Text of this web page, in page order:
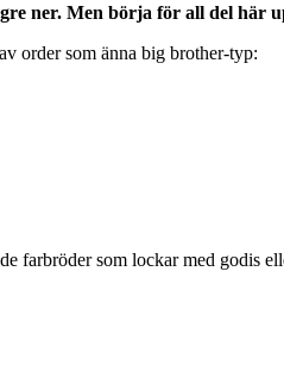
ner. Men börja för all del här
order som änna big brother-typ:
farbröder som lockar med godis